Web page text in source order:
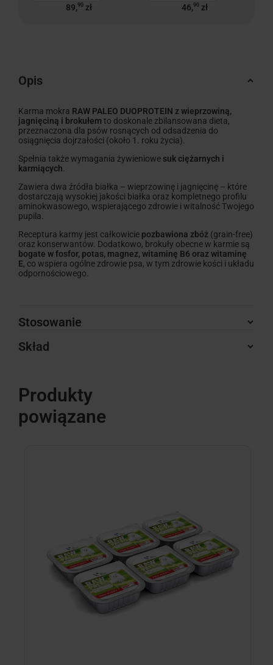
89,90zł 46,90zł
Opis
Karma mokra RAW PALEO DUOPROTEIN z wieprzowiną,
jagnięciną i brokułem to doskonale zbilansowana dieta,
przeznaczona dla psów rosnących od odsadzenia do
osiągnięcia dojrzałości (około 1. roku życia).
Spełnia także wymagania żywieniowe suk ciężarnych i
karmiących
Zawiera dwa źródła białka – wieprzowinę i jagnięcinę – które
dostarczają wysokiej jakości białka oraz kompletnego profilu
aminokwasowego, wspierającego zdrowie i witalność Twojego
pupila.
Receptura karmy jest całkowicie pozbawiona zbóż (grain-free)
oraz konserwantów. Dodatkowo, brokuły obecne w karmie są
bogate w fosfor, potas, magnez, witaminę B6 oraz witaminę
E, co wspiera ogólne zdrowie psa, w tym zdrowie kości i układu
odpornościowego.
Stosowanie
Skład
Produkty
powiązane